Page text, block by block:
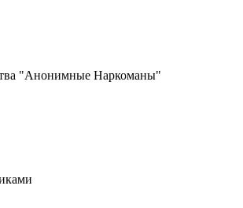
"Анонимные Наркоманы"